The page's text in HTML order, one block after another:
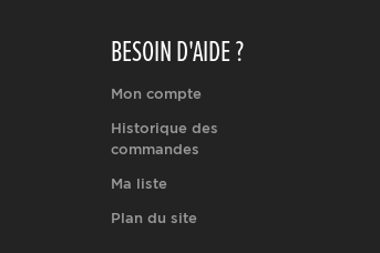
BESOIN D'AIDE ?
Mon compte
Historique des
commandes
Ma liste
Plan du site